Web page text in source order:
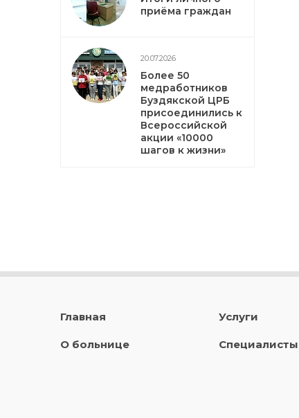
приёма граждан
20.07.2026
Более 50
медработников
Буздякской ЦРБ
присоединились к
Всероссийской
акции «10000
шагов к жизни»
Главная
О больнице
Услуги
Специалисты